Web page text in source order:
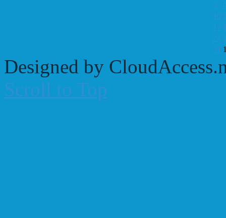
3
10
17
24
31
Designed by
Scroll to Top